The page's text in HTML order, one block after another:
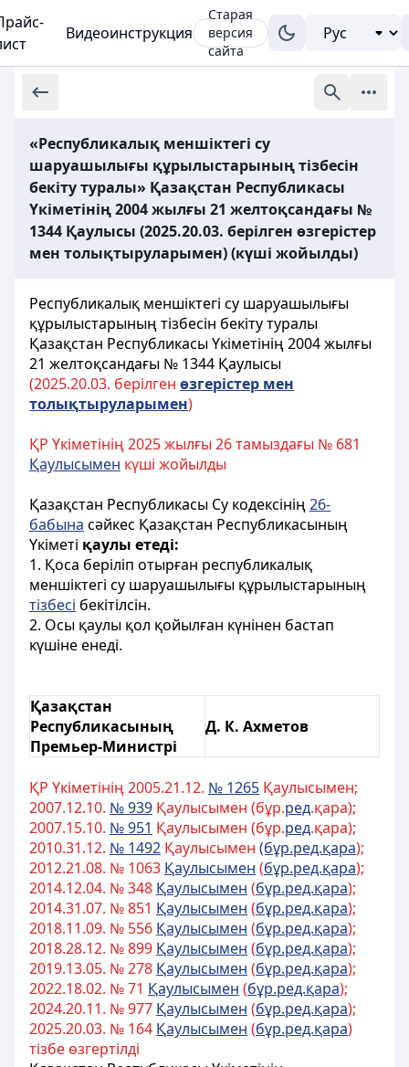
Видеоинструкция
Старая
версия
сайта
«Республикалық меншiктегi су
шаруашылығы құрылыстарының тiзбесiн
бекіту туралы» Қазақстан Республикасы
Үкіметінің 2004 жылғы 21 желтоқсандағы №
1344 Қаулысы (2025.20.03. берілген өзгерістер
мен толықтыруларымен) (күші жойылды)
Республикалық меншiктегi су шаруашылығы
құрылыстарының тiзбесiн бекіту туралы
Қазақстан Республикасы Үкіметінің 2004 жылғы
21 желтоқсандағы № 1344 Қаулысы
(2025.20.03. берілген өзгерістер мен
толықтыруларымен)
ҚР Үкіметінің 2025 жылғы 26 тамыздағы № 681
Қаулысымен күші жойылды
Қазақстан Республикасы Су кодексiнiң26-
бабына сәйкес Қазақстан Республикасының
Үкіметі қаулы етедi:
1. Қоса берiліп отырған республикалық
меншiктегi су шаруашылығы құрылыстарының
тiзбесi бекітілсiн.
2. Осы қаулы қол қойылған күнiнен бастап
күшіне енеді.
Қазақстан
Республикасының
Премьер-Министрі
Д. К. Ахметов
ҚР Үкіметінің 2005.21.12. № 1265 Қаулысымен;
2007.12.10. № 939 Қаулысымен (бұр.ред.қара);
2007.15.10. № 951 Қаулысымен (бұр.ред.қара);
2010.31.12. № 1492 Қаулысымен (бұр.ред.қара);
2012.21.08. № 1063 Қаулысымен (бұр.ред.қара);
2014.12.04. № 348 Қаулысымен (бұр.ред.қара);
2014.31.07. № 851 Қаулысымен (бұр.ред.қара);
2018.11.09. № 556 Қаулысымен (бұр.ред.қара);
2018.28.12. № 899 Қаулысымен (бұр.ред.қара);
2019.13.05. № 278 Қаулысымен (бұр.ред.қара);
2022.18.02. № 71 Қаулысымен (бұр.ред.қара);
2024.20.11. № 977 Қаулысымен (бұр.ред.қара);
2025.20.03. № 164 Қаулысымен (бұр.ред.қара)
тізбе өзгертілді